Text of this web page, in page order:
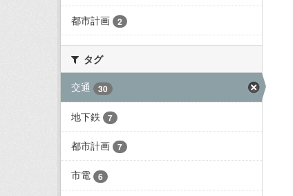
都市計画 2
タグ
交通
30
地下鉄 7
都市計画 7
市電 6